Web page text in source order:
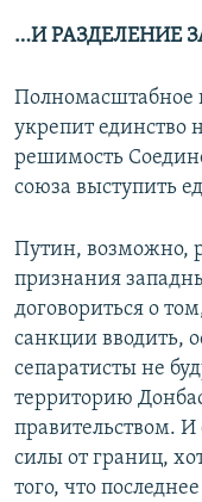
…И РАЗДЕЛЕНИЕ
Полномасштабное
укрепит единство
решимость
союза выступить
Путин, возможно,
признания
договориться о
санкции вводить,
сепаратисты не
территорию
правительством. И
силы от границ,
того, что